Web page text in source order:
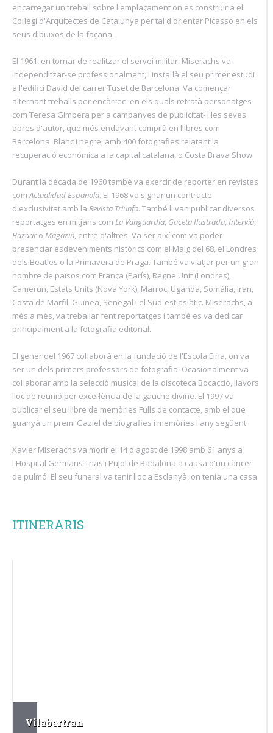
encarregar un treball sobre l'emplaçament on es construiria el
Col·legi d'Arquitectes de Catalunya per tal d'orientar Picasso en els
seus dibuixos de la façana.
El 1961, en tornar de realitzar el servei militar, Miserachs va
independitzar-se professionalment, i instal·là el seu primer estudi
a l'edifici David del carrer Tuset de Barcelona. Va començar
alternant treballs per encàrrec -en els quals retratà personatges
com Teresa Gimpera per a campanyes de publicitat- i les seves
obres d'autor, que més endavant compilà en llibres com
Barcelona. Blanc i negre, amb 400 fotografies relatant la
recuperació econòmica a la capital catalana, o Costa Brava Show.
Durant la dècada de 1960 també va exercir de reporter en revistes
comActualidad Española. El 1968 va signar un contracte
d'exclusivitat amb la Revista Triunfo. També li van publicar diversos
reportatges en mitjans com La Vanguardia, Gaceta Ilustrada,Interviú,
Bazaaro Magazin, entre d'altres. Va ser així com va poder
presenciar esdeveniments històrics com el Maig del 68, el Londres
dels Beatles o la Primavera de Praga. També va viatjar per un gran
nombre de països com França (París), Regne Unit (Londres),
Camerun, Estats Units (Nova York), Marroc, Uganda, Somàlia, Iran,
Costa de Marfil, Guinea, Senegal i el Sud-est asiàtic. Miserachs, a
més a més, va treballar fent reportatges i també es va dedicar
principalment a la fotografia editorial.
El gener del 1967 col·laborà en la fundació de l'Escola Eina, on va
ser un dels primers professors de fotografia. Ocasionalment va
col·laborar amb la selecció musical de la discoteca Bocaccio, llavors
lloc de reunió per excel·lència de la gauche divine. El 1997 va
publicar el seu llibre de memòries Fulls de contacte, amb el que
guanyà un premi Gaziel de biografies i memòries l'any següent.
Xavier Miserachs va morir el 14 d'agost de 1998 amb 61 anys a
l'Hospital Germans Trias i Pujol de Badalona a causa d'un càncer
de pulmó. El seu funeral va tenir lloc a Esclanyà, on tenia una casa.
ITINERARIS
Vilabertran